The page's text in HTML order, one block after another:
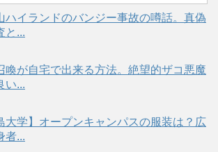
ハイランドのバンジー事故の噂話。真偽
と...
喚が自宅で出来る方法。絶望的ザコ悪魔
い...
大学】オープンキャンパスの服装は？広
者...